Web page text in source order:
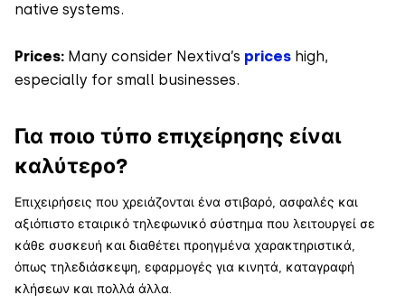
native systems.
Prices: Many consider Nextiva’s prices high,
especially for small businesses.
Για ποιο τύπο επιχείρησης είναι
καλύτερο?
Επιχειρήσεις που χρειάζονται ένα στιβαρό, ασφαλές και
αξιόπιστο εταιρικό τηλεφωνικό σύστημα που λειτουργεί σε
κάθε συσκευή και διαθέτει προηγμένα χαρακτηριστικά,
όπως τηλεδιάσκεψη, εφαρμογές για κινητά, καταγραφή
κλήσεων και πολλά άλλα.